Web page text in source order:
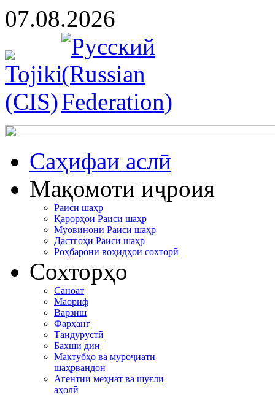
07.08.2026
Cаҳифаи аслӣ
Мақомоти иҷроия
Раиси шаҳр
Қарорҳои Раиси шаҳр
Муовинони Раиси шаҳр
Дастгоҳи Раиси шаҳр
Роҳбарони воҳидҳои сохторӣ
Сохторҳо
Саноат
Маориф
Варзиш
Фарҳанг
Тандурустӣ
Бахши дин
Мактубҳо ва муроҷиати
шаҳрвандон
Агентии меҳнат ва шуғли
аҳолӣ